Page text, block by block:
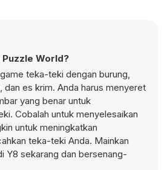
World?
teka-teki dengan burung,
dan es krim. Anda harus menyeret
yang benar untuk
Cobalah untuk menyelesaikan
untuk meningkatkan
teka-teki Anda. Mainkan
Y8 sekarang dan bersenang-